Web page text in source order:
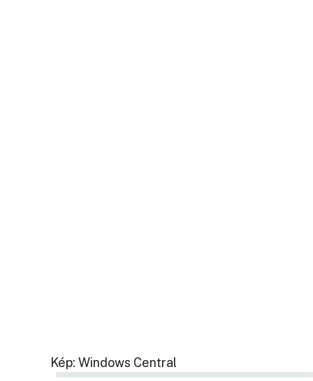
Kép: Windows Central